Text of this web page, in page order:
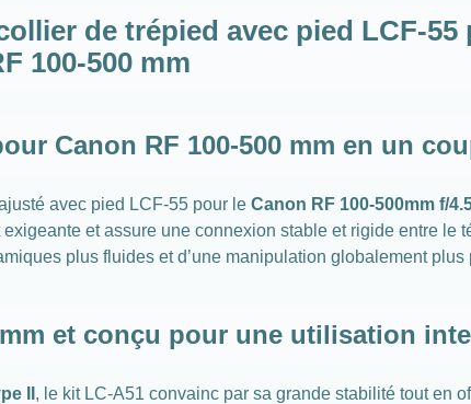
de trépied avec pied LCF-55
100-500 mm
Canon RF 100-500 mm en un
avec pied LCF-55 pour le Canon RF 100-500mm f/
et assure une connexion stable et rigide entre le
plus fluides et d’une manipulation globalement plus
et conçu pour une utilisation
II , le kit LC-A51 convainc par sa grande stabilité tout en